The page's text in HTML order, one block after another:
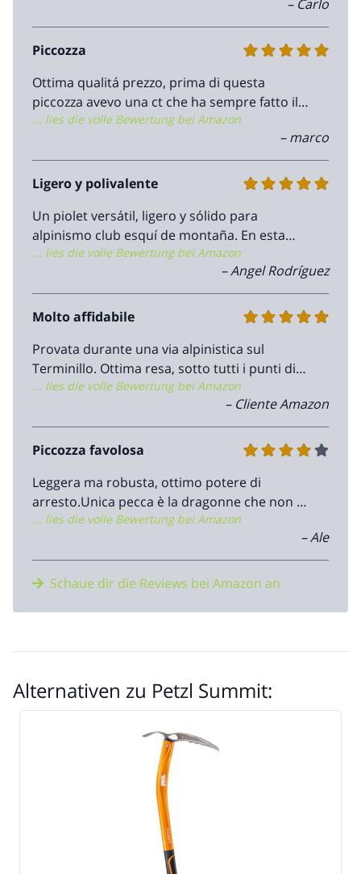
Bandschlinge selbst bauen (sollte dann etwa
bis zum Dorn reichen) - oder eben alt. kaufen -
– Carlo
Piccozza
Ottima qualitá prezzo, prima di questa
piccozza avevo una ct che ha sempre fatto il
suo lavoro questa per è decisamente
... lies die volle Bewertung bei Amazon
– marco
Ligero y polivalente
Un piolet versátil, ligero y sólido para
alpinismo club esquí de montaña. En esta
medida, 52 centímetros, es muy polivalente.
... lies die volle Bewertung bei Amazon
– Angel Rodríguez
Molto affidabile
Provata durante una via alpinistica sul
Terminillo. Ottima resa, sotto tutti i punti di
vista, sia nelle fasi di avvicinamento che nella
... lies die volle Bewertung bei Amazon
– Cliente Amazon
Piccozza favolosa
Leggera ma robusta, ottimo potere di
arresto.Unica pecca è la dragonne che non è
inclusa insieme anche alle protezioni per le
... lies die volle Bewertung bei Amazon
– Ale
Schaue dir die Reviews bei Amazon an
Alternativen zu Petzl Summit: